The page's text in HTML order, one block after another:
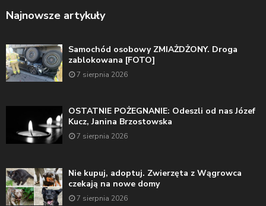
Najnowsze artykuły
Samochód osobowy ZMIAŻDŻONY. Droga
zablokowana [FOTO]
7 sierpnia 2026
OSTATNIE POŻEGNANIE: Odeszli od nas Józef
Kucz, Janina Brzostowska
7 sierpnia 2026
Nie kupuj, adoptuj. Zwierzęta z Wągrowca
czekają na nowe domy
7 sierpnia 2026